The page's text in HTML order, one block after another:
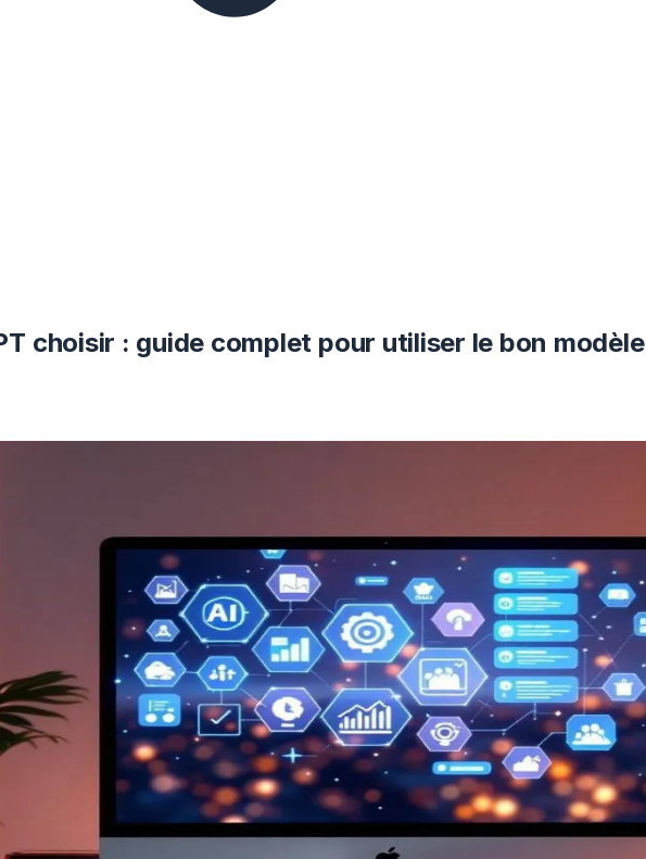
choisir : guide complet pour utiliser le bon modèle